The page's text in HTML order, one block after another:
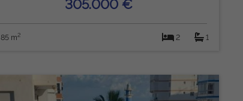
305.000 €
85 m2 2 1